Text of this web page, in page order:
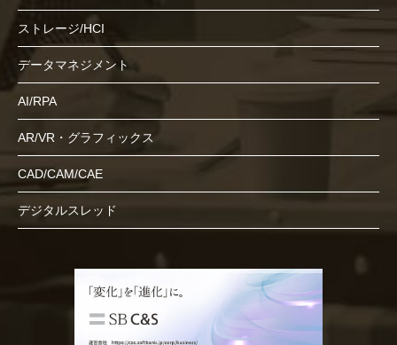
ストレージ/HCI
データマネジメント
AI/RPA
AR/VR・グラフィックス
CAD/CAM/CAE
デジタルスレッド